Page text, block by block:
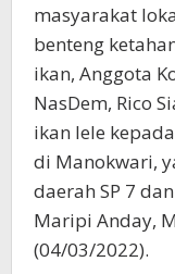
masyarakat
benteng
ikan, Anggota
NasDem, Rico
ikan lele
di Manokwari,
daerah SP 7
Maripi Anday,
(04/03/2022).